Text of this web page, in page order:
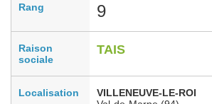
Rang 9
Raison
sociale
TAIS
Localisation
VILLENEUVE-LE-ROI